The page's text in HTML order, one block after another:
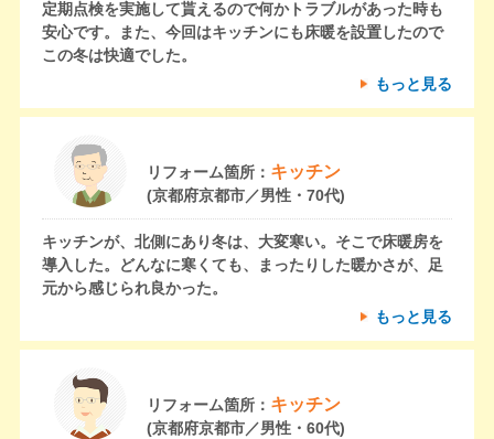
定期点検を実施して貰えるので何かトラブルがあった時も
安心です。また、今回はキッチンにも床暖を設置したので
この冬は快適でした。
もっと見る
リフォーム箇所： キッチン
(京都府京都市／男性・70代)
キッチンが、北側にあり冬は、大変寒い。そこで床暖房を
導入した。どんなに寒くても、まったりした暖かさが、足
元から感じられ良かった。
もっと見る
リフォーム箇所： キッチン
(京都府京都市／男性・60代)